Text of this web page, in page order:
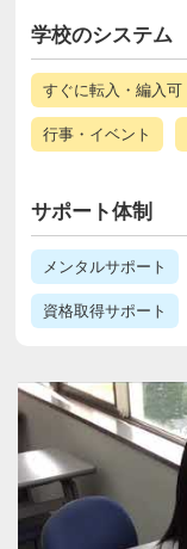
学校のシステム
すぐに転入・編入可
行事・イベント
サポート体制
メンタルサポート
資格取得サポート